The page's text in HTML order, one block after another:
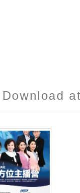
Download